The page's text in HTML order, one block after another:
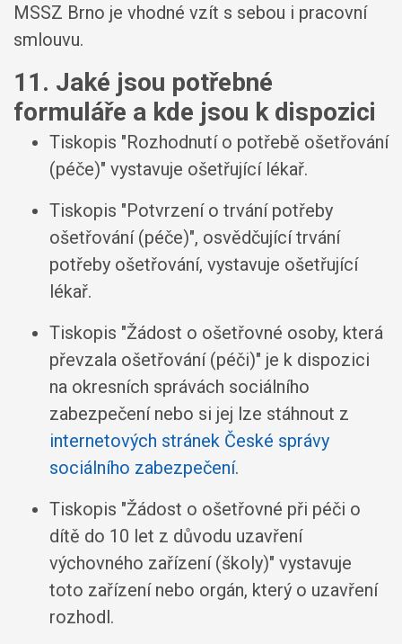
MSSZ Brno je vhodné vzít s sebou i pracovní
smlouvu.
11. Jaké jsou potřebné
formuláře a kde jsou k dispozici
Tiskopis "Rozhodnutí o potřebě ošetřování
(péče)" vystavuje ošetřující lékař.
Tiskopis "Potvrzení o trvání potřeby
ošetřování (péče)", osvědčující trvání
potřeby ošetřování, vystavuje ošetřující
lékař.
Tiskopis "Žádost o ošetřovné osoby, která
převzala ošetřování (péči)" je k dispozici
na okresních správách sociálního
zabezpečení nebo si jej lze stáhnout z
internetových stránek České správy
sociálního zabezpečení.
Tiskopis "Žádost o ošetřovné při péči o
dítě do 10 let z důvodu uzavření
výchovného zařízení (školy)" vystavuje
toto zařízení nebo orgán, který o uzavření
rozhodl.